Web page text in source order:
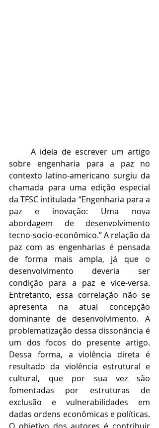
sobre engenharia para a paz no
contexto latino-americano surgiu da
chamada para uma edição especial
da TFSC intitulada “Engenharia para a
paz e inovação: Uma nova
abordagem de desenvolvimento
tecno-socio-econômico.” A relação da
paz com as engenharias é pensada
de forma mais ampla, já que o
desenvolvimento deveria ser
condição para a paz e vice-versa.
Entretanto, essa correlação não se
apresenta na atual concepção
dominante de desenvolvimento. A
problematização dessa dissonância é
um dos focos do presente artigo.
Dessa forma, a violência direta é
resultado da violência estrutural e
cultural, que por sua vez são
fomentadas por estruturas de
exclusão e vulnerabilidades em
dadas ordens econômicas e políticas.
O objetivo dos autores é contribuir